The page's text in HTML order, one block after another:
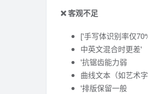
❌ 客观不足
['手写体识别率仅
中英文混合时更差'
'抗锯齿能力弱
曲线文本（如艺术
'排版保留一般